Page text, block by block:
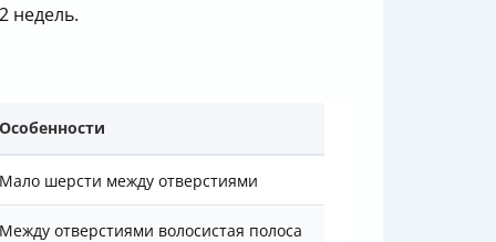
недель.
Особенности
Мало шерсти между отверстиями
Между отверстиями волосистая полоса